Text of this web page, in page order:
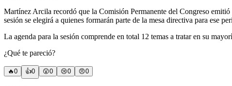
Martínez Arcila recordó que la Comisión Permanente del Congreso
sesión se elegirá a quienes formarán parte de la mesa directiva para ese
La agenda para la sesión comprende en total 12 temas a tratar en su
¿Qué te pareció?
🔥0 👍0 😲0 😢0 😠0